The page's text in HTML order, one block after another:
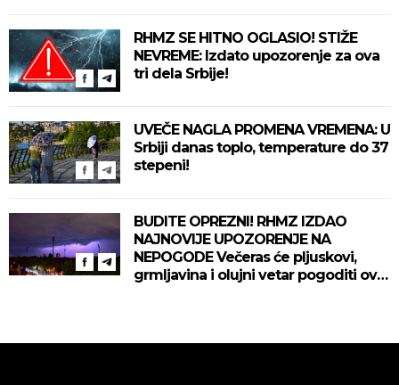
RHMZ SE HITNO OGLASIO! STIŽE
NEVREME: Izdato upozorenje za ova
tri dela Srbije!
UVEČE NAGLA PROMENA VREMENA: U
Srbiji danas toplo, temperature do 37
stepeni!
BUDITE OPREZNI! RHMZ IZDAO
NAJNOVIJE UPOZORENJE NA
NEPOGODE Večeras će pljuskovi,
grmljavina i olujni vetar pogoditi ove